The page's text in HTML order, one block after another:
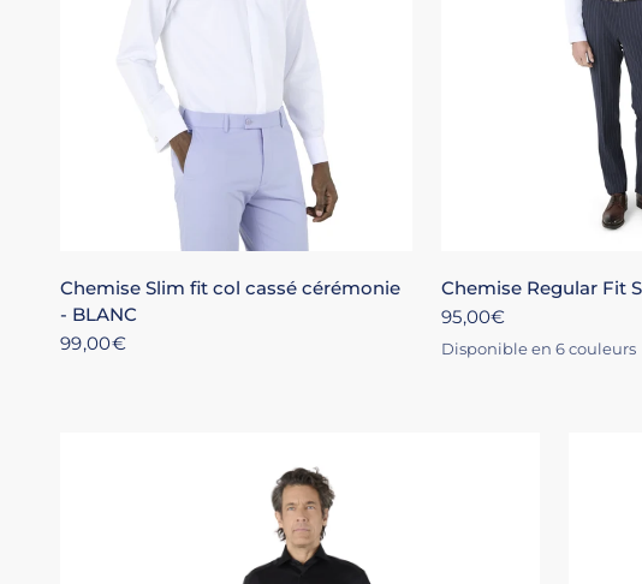
+4
Chemise Slim fit col cassé cérémonie
- BLANC
99,00€
M L
Chemise Regular Fit
95,00€
BLANC
CIELROSE
NOIR
MARINE
ÉCRU
Disponible en 6 couleurs